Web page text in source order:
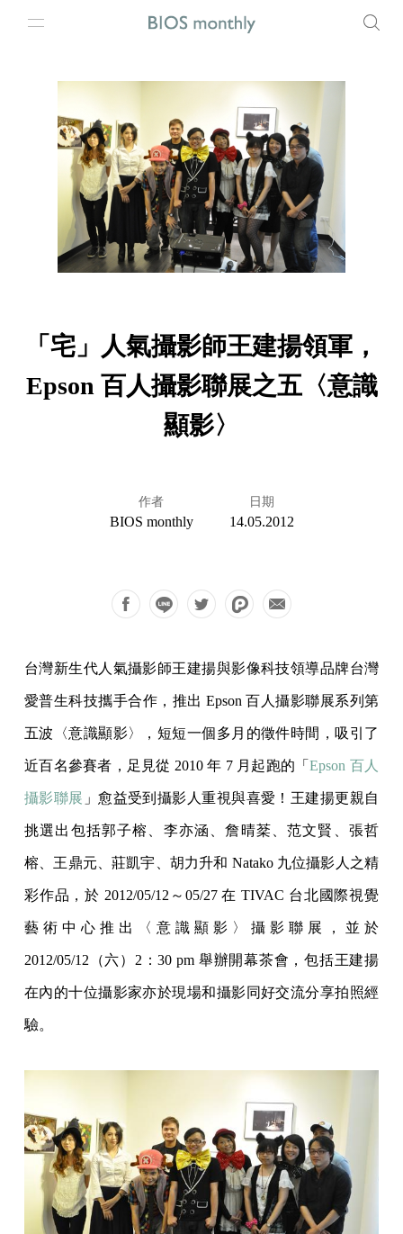
「宅」人氣攝影師王建揚領軍，
Epson 百人攝影聯展之五〈意識
顯影〉
作者
BIOS monthly
日期
14.05.2012
台灣新生代人氣攝影師王建揚與影像科技領導品牌台灣
愛普生科技攜手合作，推出 Epson 百人攝影聯展系列第
五波〈意識顯影〉，短短一個多月的徵件時間，吸引了
近百名參賽者，足見從 2010 年 7 月起跑的「Epson 百人
攝影聯展 」愈益受到攝影人重視與喜愛！王建揚更親自
挑選出包括郭子榕、李亦涵、詹晴棻、范文賢、張哲
榕、王鼎元、莊凱宇、胡力升和 Natako 九位攝影人之精
彩作品，於 2012/05/12～05/27 在 TIVAC 台北國際視覺
藝術中心推出〈意識顯影〉攝影聯展，並於
2012/05/12（六）2：30 pm 舉辦開幕茶會，包括王建揚
在內的十位攝影家亦於現場和攝影同好交流分享拍照經
驗。